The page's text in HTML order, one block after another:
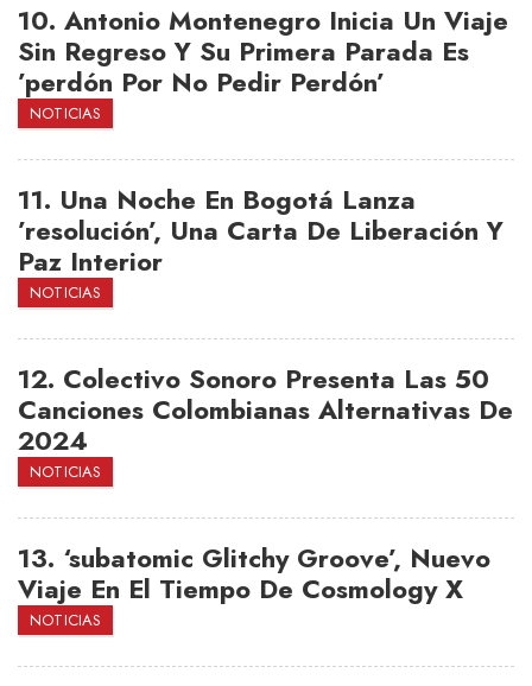
10. Antonio Montenegro Inicia Un Viaje
Sin Regreso Y Su Primera Parada Es
’perdón Por No Pedir Perdón’
NOTICIAS
11. Una Noche En Bogotá Lanza
’resolución’, Una Carta De Liberación Y
Paz Interior
NOTICIAS
12. Colectivo Sonoro Presenta Las 50
Canciones Colombianas Alternativas De
2024
NOTICIAS
13. ‘subatomic Glitchy Groove’, Nuevo
Viaje En El Tiempo De Cosmology X
NOTICIAS